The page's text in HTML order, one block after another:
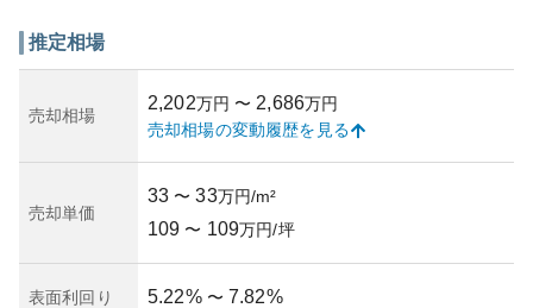
推定相場
売却相場
2,202万円 〜 2,686万円
売却相場の変動履歴を見る
売却単価
33 〜 33万円/m²
109 〜 109万円/坪
表面利回り 5.22% 〜 7.82%